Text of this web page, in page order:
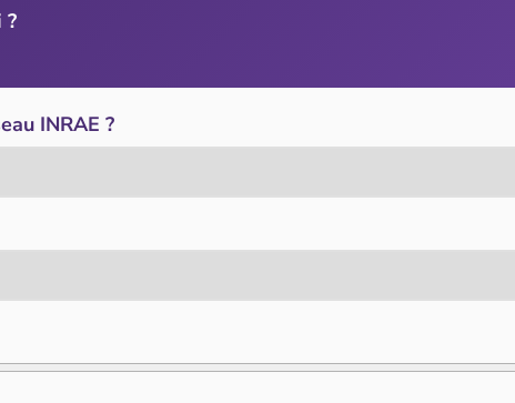
?
INRAE ?